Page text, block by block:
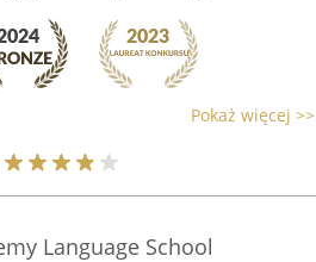
Pokaż więcej >>
Language School